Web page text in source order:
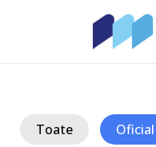
Toate Oficial